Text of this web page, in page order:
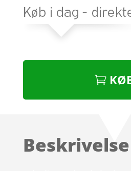
Beskrivelse